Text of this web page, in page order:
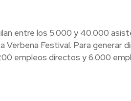
entre los 5.000 y 40.000
Verbena Festival. Para generar
empleos directos y 6.000